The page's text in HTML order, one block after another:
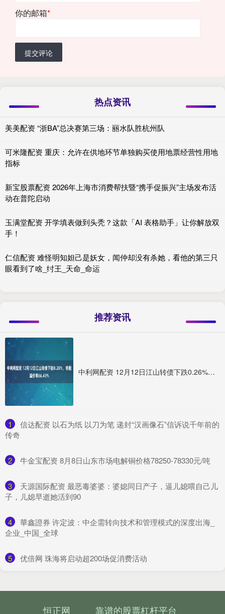
你的邮箱*
提交评论
热点资讯
美美配资 “浙BA”总决赛第三场：丽水队胜杭州队
可米隆配资 重庆：允许在供地环节单独购买使用地票经营性用地
指标
新宝股票配资 2026年上海市消费帮扶暨“携手促振兴”主场发布活
动在普陀启动
玉满堂配资 开学填表做到头秃？这款「AI 表格助手」让你解放双
手！
仁信配资 难怪明知妲己是妖女，闻仲却没有杀她，看他的第三只
眼看到了啥_纣王_天命_命运
推荐资讯
中利网配资 12月12日江山转债下跌0.26%，转股溢价率66.43%
1
​信达配资 以石为纸 以刀为笔 递封“汉画像石”信诉说千年前的
传奇
2 ​牛金宝配资 8月8日山东市场电解铜价格78250-78330元/吨
3
​天源国际配资 最恶毒婆婆：婆媳同日产子，逼儿媳喂自己儿
子，儿媳早逝她活到90
4
​華鑫證券 许定波：中企需转向技术和管理模式的深度出海_
企业_中国_全球
5 ​优倍网 珠海将启动超200场促消费活动
恒正网 靠谱的股票杠杆平台